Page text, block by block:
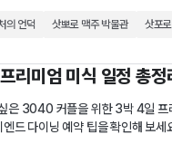
의 언덕 삿뽀로 맥주 박물관 삿포
리미엄 미식 일정 총정
은 3040 커플을 위한 3박 4일 프
드 다이닝 예약 팁을 확인해 보세